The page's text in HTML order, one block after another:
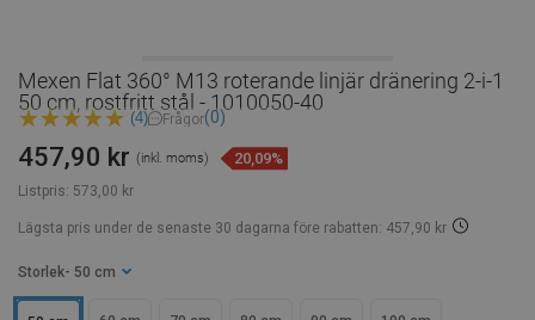
Mexen Flat 360° M13 roterande linjär dränering 2-i-1
50 cm, rostfritt stål - 1010050-40
(4) Frågor(0)
Listpris: 573,00 kr
457,90 kr (inkl. moms) 20,09%
Lägsta pris under de senaste 30 dagarna före rabatten: 457,90 kr
Storlek - 50 cm